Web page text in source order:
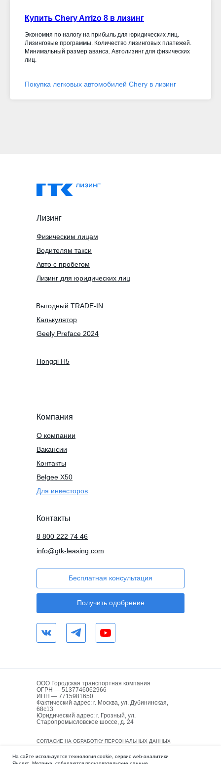
Купить Chery Arrizo 8 в лизинг
Экономия по налогу на прибыль для юридических лиц.
Лизинговые программы. Количество лизинговых платежей.
Минимальный размер аванса. Автолизинг для физических
лиц.
Покупка легковых автомобилей Chery в лизинг
Компания
О компании
Вакансии
Контакты
Для инвесторов
Контакты
info@gtk-leasing.com
Бесплатная консультация
Лизинг
Водителям такси
Физическим лицам
Получить одобрение
Авто с пробегом
Belgee X50
Лизинг для юридических лиц
Калькулятор
Hongqi H5
8 800 222 74 46
Выгодный TRADE-IN
Geely Preface 2024
На сайте используется технология cookie, сервис web-аналитики
ООО Городская транспортная компания
ОГРН — 5137746062966
ИНН — 7715981650
Фактический адрес: г. Москва, ул. Дубининская,
68с13
Юридический адрес: г. Грозный, ул.
Старопромысловское шоссе, д. 24
СОГЛАСИЕ НА ОБРАБОТКУ ПЕРСОНАЛЬНЫХ ДАННЫХ
ПОЛИТИКА КОНФИДЕНЦИАЛЬНОСТИ